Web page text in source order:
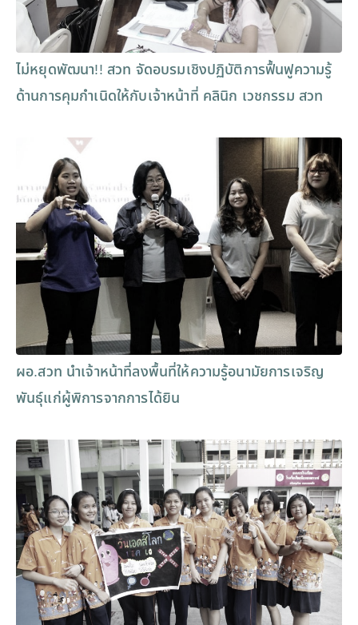
ไม่หยุดพัฒนา!! สวท จัดอบรมเชิงปฏิบัติการฟื้นฟูความรู้
ด้านการคุมกำเนิดให้กับเจ้าหน้าที่ คลินิก เวชกรรม สวท
ผอ.สวท นำเจ้าหน้าที่ลงพื้นที่ให้ความรู้อนามัยการเจริญ
พันธุ์แก่ผู้พิการจากการได้ยิน